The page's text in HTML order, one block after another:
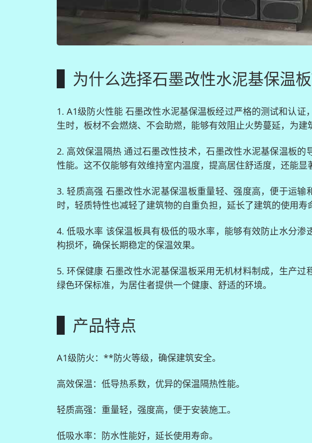
为什么选择石墨改性水泥基保温
1. A1级防火性能 石墨改性水泥基保温板经过严格的测试和认证
生时，板材不会燃烧、不会助燃，能够有效阻止火势蔓延，为建
2. 高效保温隔热 通过石墨改性技术，石墨改性水泥基保温板
性能。这不仅能够有效维持室内温度，提高居住舒适度，还能显
3. 轻质高强 石墨改性水泥基保温板重量轻、强度高，便于运输
时，轻质特性也减轻了建筑物的自重负担，延长了建筑的使用寿
4. 低吸水率 该保温板具有极低的吸水率，能够有效防止水分渗
构损坏，确保长期稳定的保温效果。
5. 环保健康 石墨改性水泥基保温板采用无机材料制成，生产
绿色环保标准，为居住者提供一个健康、舒适的环境。
产品特点
A1级防火：**防火等级，确保建筑安全。
高效保温：低导热系数，优异的保温隔热性能。
轻质高强：重量轻，强度高，便于安装施工。
低吸水率：防水性能好，延长使用寿命。